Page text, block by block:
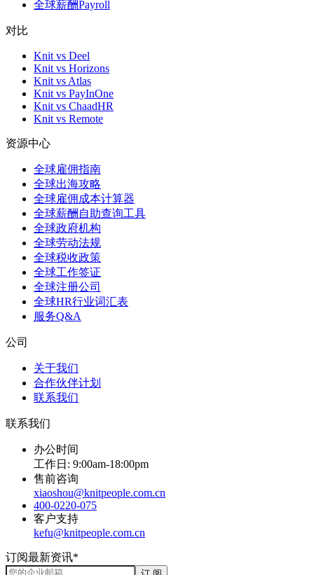
全球薪酬Payroll
对比
Knit vs Deel
Knit vs Horizons
Knit vs Atlas
Knit vs PayInOne
Knit vs ChaadHR
Knit vs Remote
资源中心
全球雇佣指南
全球出海攻略
全球雇佣成本计算器
全球薪酬自助查询工具
全球政府机构
全球劳动法规
全球税收政策
全球工作签证
全球注册公司
全球HR行业词汇表
服务Q&A
公司
关于我们
合作伙伴计划
联系我们
联系我们
办公时间
工作日: 9:00am-18:00pm
售前咨询
xiaoshou@knitpeople.com.cn
400-0220-075
客户支持
kefu@knitpeople.com.cn
订阅最新资讯*